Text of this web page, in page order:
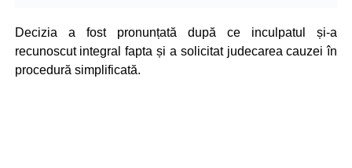
Decizia a fost pronunțată după ce inculpatul și-a
recunoscut integral fapta și a solicitat judecarea cauzei în
procedură simplificată.